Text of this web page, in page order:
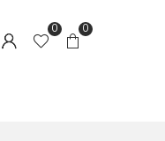
0 0